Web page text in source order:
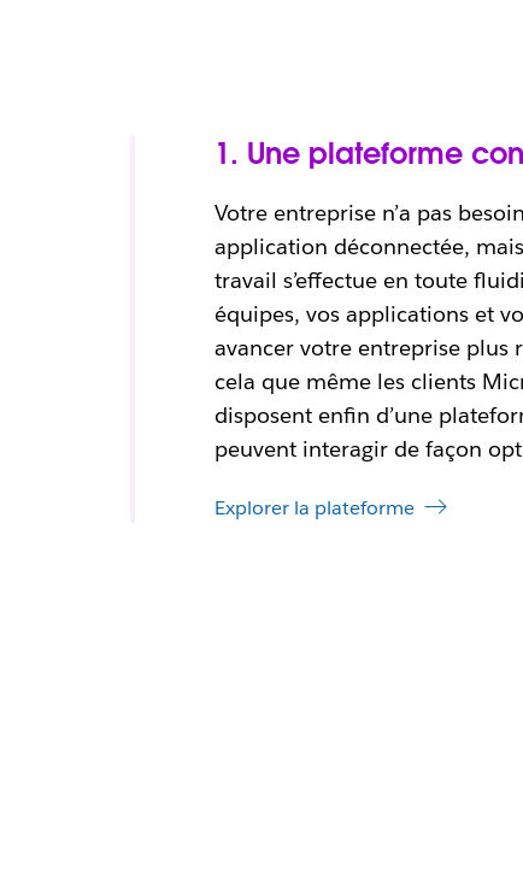
1. Une plateforme
Votre entreprise n’a pas
application déconnectée,
travail s’effectue en toute
équipes, vos applications et
avancer votre entreprise plus
cela que même les clients
disposent enfin d’une
peuvent interagir de façon
Explorer la plateforme